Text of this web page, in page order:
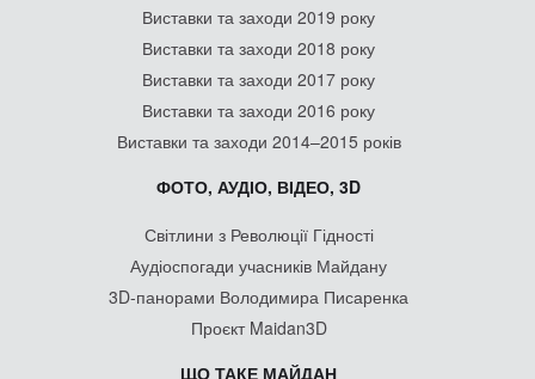
Виставки та заходи 2019 року
Виставки та заходи 2018 року
Виставки та заходи 2017 року
Виставки та заходи 2016 року
Виставки та заходи 2014–2015 років
ФОТО, АУДІО, ВІДЕО, 3D
Світлини з Революції Гідності
Аудіоспогади учасників Майдану
3D-панорами Володимира Писаренка
Проєкт Maidan3D
ЩО ТАКЕ МАЙДАН